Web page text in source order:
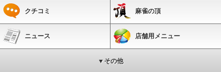
クチコミ 麻雀の頂
ニュース 店舗用メニュー
▼その他